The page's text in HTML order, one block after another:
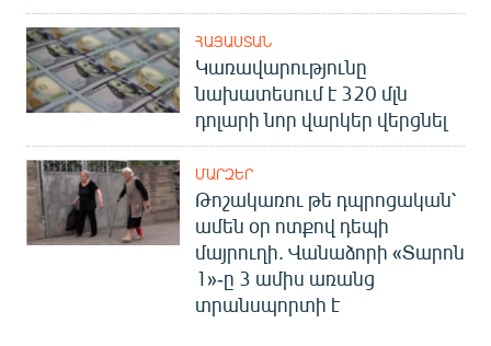
ՀԱՅԱՍՏԱՆ
Կառավարությունը
նախատեսում է 320 մլն
դոլարի նոր վարկեր վերցնել
ՄԱՐԶԵՐ
Թոշակառու թե դպրոցական՝
ամեն օր ոտքով դեպի
մայրուղի. Վանաձորի «Տարոն
1»-ը 3 ամիս առանց
տրանսպորտի է